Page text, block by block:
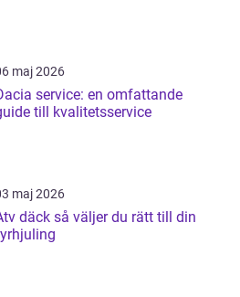
maj 2026
service: en omfattande
till kvalitetsservice
maj 2026
så väljer du rätt till din